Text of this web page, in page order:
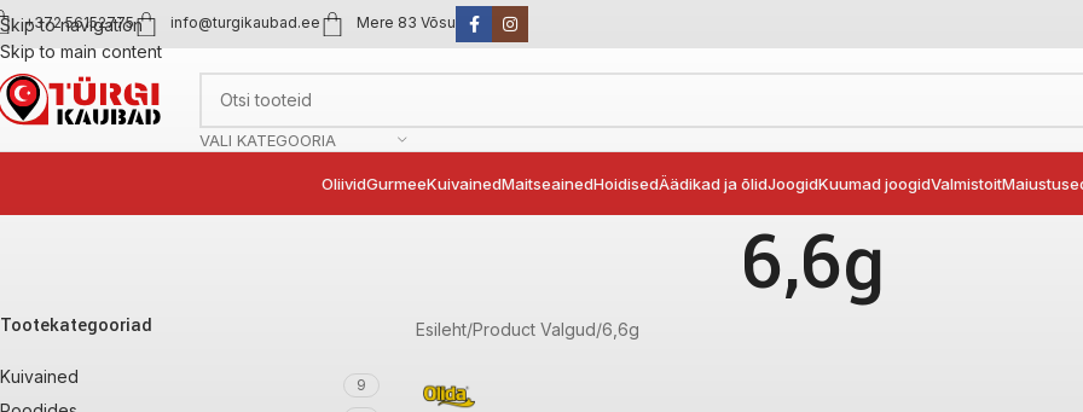
Skip to navigation
Skip to main content
+372 56152775 info@turgikaubad.ee Mere 83 Võsu
VALI KATEGOORIA
OliividGurmeeKuivainedMaitseainedHoidisedÄädikad ja õlidJoogidKuumad joogidValmistoit
6,6g
Tootekategooriad
Kuivained 9
Esileht Product Valgud 6,6g